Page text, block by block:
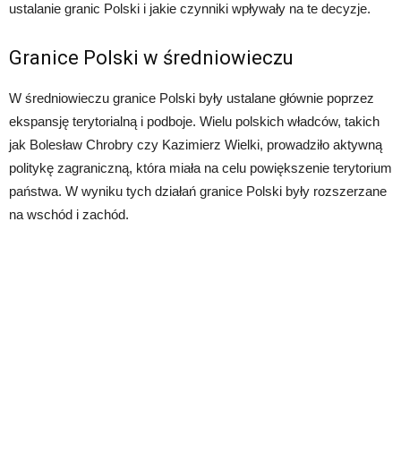
ustalanie granic Polski i jakie czynniki wpływały na te decyzje.
Granice Polski w średniowieczu
W średniowieczu granice Polski były ustalane głównie poprzez
ekspansję terytorialną i podboje. Wielu polskich władców, takich
jak Bolesław Chrobry czy Kazimierz Wielki, prowadziło aktywną
politykę zagraniczną, która miała na celu powiększenie terytorium
państwa. W wyniku tych działań granice Polski były rozszerzane
na wschód i zachód.